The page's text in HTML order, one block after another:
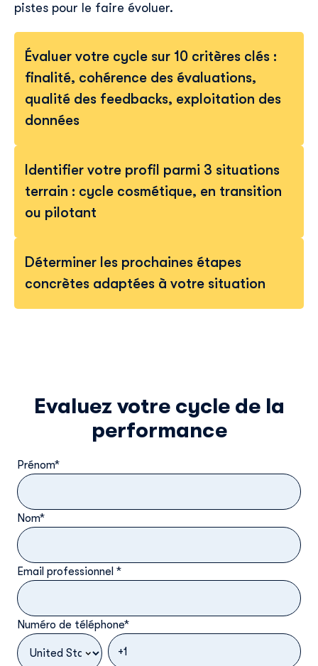
pistes pour le faire évoluer.
Évaluer votre cycle sur 10 critères clés :
finalité, cohérence des évaluations,
qualité des feedbacks, exploitation des
données
Identifier votre profil parmi 3 situations
terrain : cycle cosmétique, en transition
ou pilotant
Déterminer les prochaines étapes
concrètes adaptées à votre situation
Evaluez votre cycle de la
performance
Prénom*
Nom*
Email professionnel *
Numéro de téléphone*